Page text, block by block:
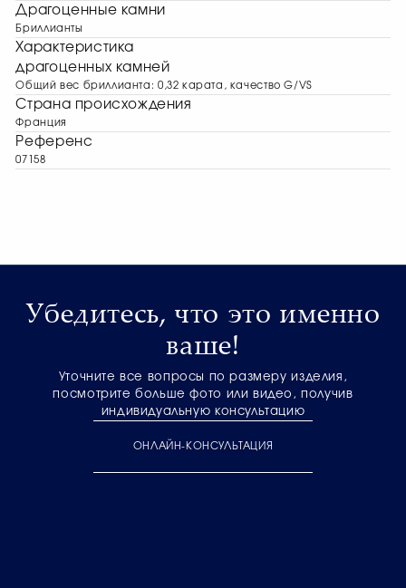
Драгоценные камни
Бриллианты
Характеристика
драгоценных камней
Общий вес бриллианта: 0,32 карата, качество G/VS
Страна происхождения
Франция
Референс
07158
Убедитесь, что это именно
ваше!
Уточните все вопросы по размеру изделия,
посмотрите больше фото или видео, получив
индивидуальную консультацию
ОНЛАЙН-КОНСУЛЬТАЦИЯ